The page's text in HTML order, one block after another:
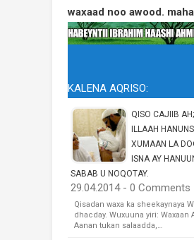
waxaad noo awood.
KALENA AQRISO:
QISO CAJIIB
ILLAAH
XUMAAN LA
ISNA AY
SABAB U NOQOTAY.
29.04.2014 - 0 Comments
Qisadan waxa ka sheekaynaya
dhacday. Wuxuuna yiri: Waxaan
Aanan tukan salaadda,…